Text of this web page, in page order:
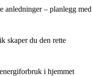
anledninger – planlegg med
skaper du den rette
i hjemmet